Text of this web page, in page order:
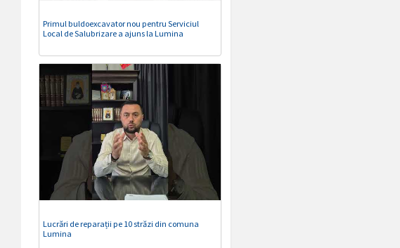
Primul buldoexcavator nou pentru Serviciul
Local de Salubrizare a ajuns la Lumina
Lucrări de reparații pe 10 străzi din comuna
Lumina